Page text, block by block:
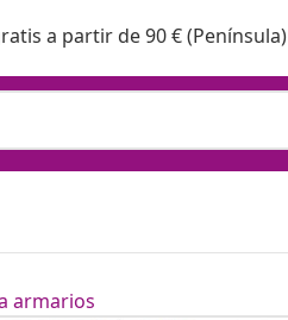
a partir de 90 € (Península)
armarios